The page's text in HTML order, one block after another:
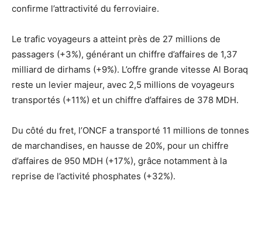
confirme l’attractivité du ferroviaire.
Le trafic voyageurs a atteint près de 27 millions de
passagers (+3%), générant un chiffre d’affaires de 1,37
milliard de dirhams (+9%). L’offre grande vitesse Al Boraq
reste un levier majeur, avec 2,5 millions de voyageurs
transportés (+11%) et un chiffre d’affaires de 378 MDH.
Du côté du fret, l’ONCF a transporté 11 millions de tonnes
de marchandises, en hausse de 20%, pour un chiffre
d’affaires de 950 MDH (+17%), grâce notamment à la
reprise de l’activité phosphates (+32%).